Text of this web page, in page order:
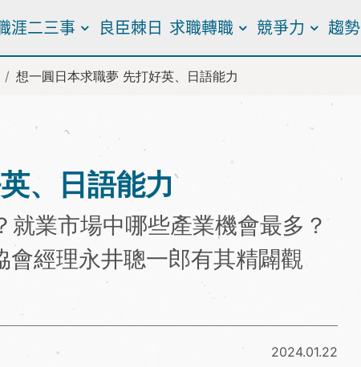
涯二三事 良臣棘日 求職轉職 競爭力 趨勢
想一圓日本求職夢 先打好英、日語能力
、日語能力
業市場中哪些產業機會最多？
會經理永井聰一郎有其精闢觀
2024.01.22